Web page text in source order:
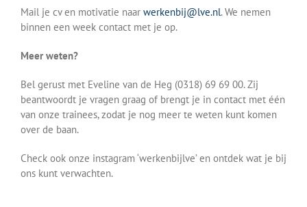
Mail je cv en motivatie naar werkenbij@lve.nl. We nemen
binnen een week contact met je op.
Meer weten?
Bel gerust met Eveline van de Heg (0318) 69 69 00. Zij
beantwoordt je vragen graag of brengt je in contact met één
van onze trainees, zodat je nog meer te weten kunt komen
over de baan.
Check ook onze instagram ‘werkenbijlve’ en ontdek wat je bij
ons kunt verwachten.